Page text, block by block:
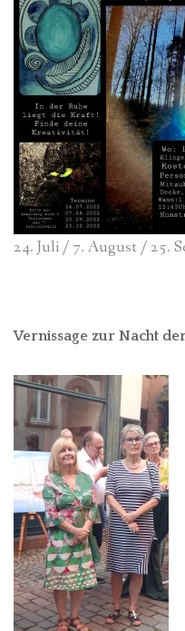
24. Juli / 7. August / 25.
Vernissage zur Nacht